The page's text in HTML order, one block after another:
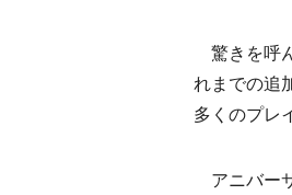
驚きを呼
れまでの追
多くのプレ
アニバー